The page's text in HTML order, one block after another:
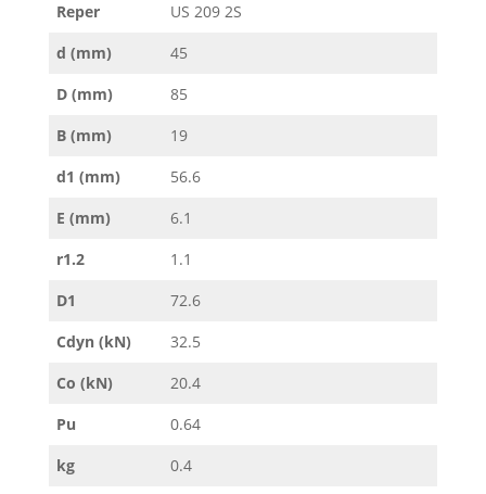
Reper
US 209 2S
d (mm)
45
D (mm)
85
B (mm)
19
d1 (mm)
56.6
E (mm)
6.1
r1.2
1.1
D1
72.6
Cdyn (kN)
32.5
Co (kN)
20.4
Pu
0.64
kg
0.4